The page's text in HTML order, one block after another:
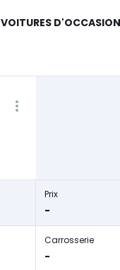
VOITURES D'OCCASION
Prix
-
Carrosserie
-